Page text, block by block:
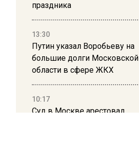
праздника
13:30
Путин указал Воробьеву на
большие долги Московской
области в сфере ЖКХ
10:17
Суд в Москве арестовал